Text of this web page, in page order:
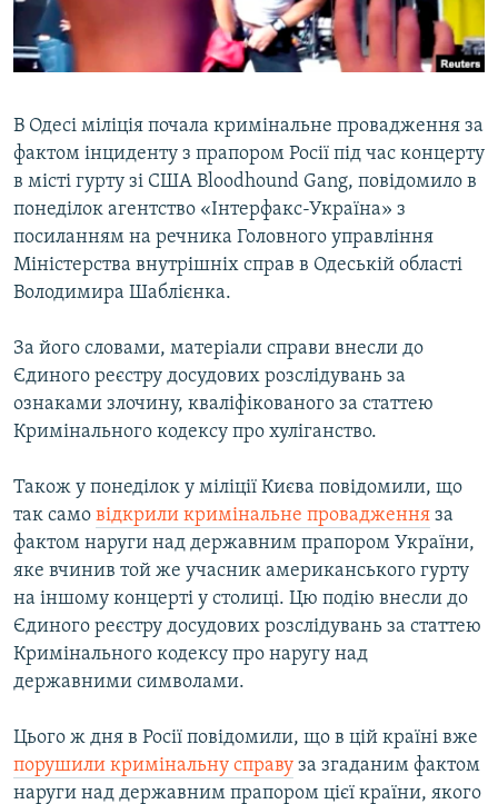
ВІДЕОУРОКИ «ELIFBE»
СВІДЧЕННЯ ОКУПАЦІЇ
Русский
Qırımtatar
ДОЛУЧАЙСЯ!
Усі сайти RFE/RL
В Одесі міліція почала кримінальне провадження за
фактом інциденту з прапором Росії під час концерту
в місті гурту зі США Bloodhound Gang, повідомило в
понеділок агентство «Інтерфакс-Україна» з
посиланням на речника Головного управління
Міністерства внутрішніх справ в Одеській області
Володимира Шаблієнка.
За його словами, матеріали справи внесли до
Єдиного реєстру досудових розслідувань за
ознаками злочину, кваліфікованого за статтею
Кримінального кодексу про хуліганство.
Також у понеділок у міліції Києва повідомили, що
так само відкрили кримінальне провадження за
фактом наруги над державним прапором України,
яке вчинив той же учасник американського гурту
на іншому концерті у столиці. Цю подію внесли до
Єдиного реєстру досудових розслідувань за статтею
Кримінального кодексу про наругу над
державними символами.
Цього ж дня в Росії повідомили, що в цій країні вже
порушили кримінальну справу за згаданим фактом
наруги над державним прапором цієї країни, якого